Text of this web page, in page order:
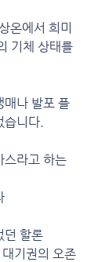
온에서 희미
기체 상태를
매나 발포 플
습니다.
스라고 하는
던 할론
기권의 오존